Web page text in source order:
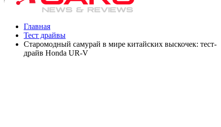
Главная
Тест драйвы
Старомодный самурай в мире китайских выскочек: тест-
драйв Honda UR-V